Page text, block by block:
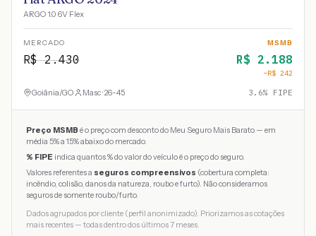
ARGO 1.0 6V Flex
MERCADO
R$2.430
MSMB
R$ 2.188
−R$ 242
Goiânia/GO Masc · 26-45 3.6% FIPE
Preço MSMB é o preço com desconto do Meu Seguro Mais Barato — em
média 5% a 15% abaixo do mercado.
% FIPE indica quantos % do valor do veículo é o preço do seguro.
Valores referentes a seguros compreensivos (cobertura completa:
incêndio, colisão, danos da natureza, roubo e furto). Não consideramos
seguros de somente roubo/furto.
Dados agrupados por cliente (perfil anonimizado). Priorizamos as cotações
mais recentes — todas dentro dos últimos 7 meses.